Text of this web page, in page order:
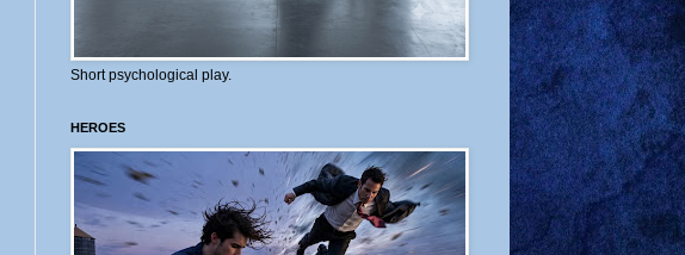
Short psychological play.
HEROES